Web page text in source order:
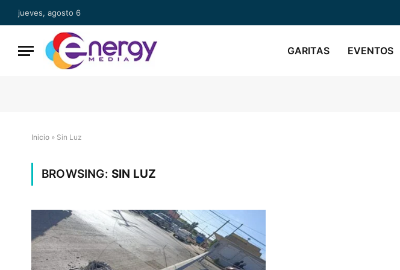
jueves, agosto 6
GARITAS EVENTOS
Inicio » Sin Luz
BROWSING: SIN LUZ